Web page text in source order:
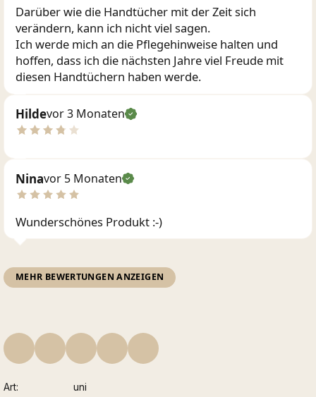
Darüber wie die Handtücher mit der Zeit sich
verändern, kann ich nicht viel sagen.
Ich werde mich an die Pflegehinweise halten und
hoffen, dass ich die nächsten Jahre viel Freude mit
diesen Handtüchern haben werde.
Hildevor 3 Monaten
Ninavor 5 Monaten
Wunderschönes Produkt :-)
MEHR BEWERTUNGEN ANZEIGEN
Art uni